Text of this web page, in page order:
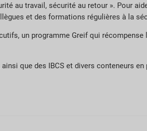
au travail, sécurité au retour ». Pour
et des formations régulières à la
un programme Greif qui
que des IBCS et divers conteneurs en